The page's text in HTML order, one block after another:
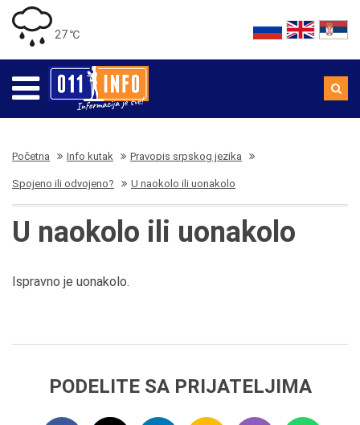
27 ℃
Početna Info kutak Pravopis srpskog jezika
Spojeno ili odvojeno? U naokolo ili uonakolo
U naokolo ili uonakolo
Ispravno je uonakolo.
PODELITE SA PRIJATELJIMA